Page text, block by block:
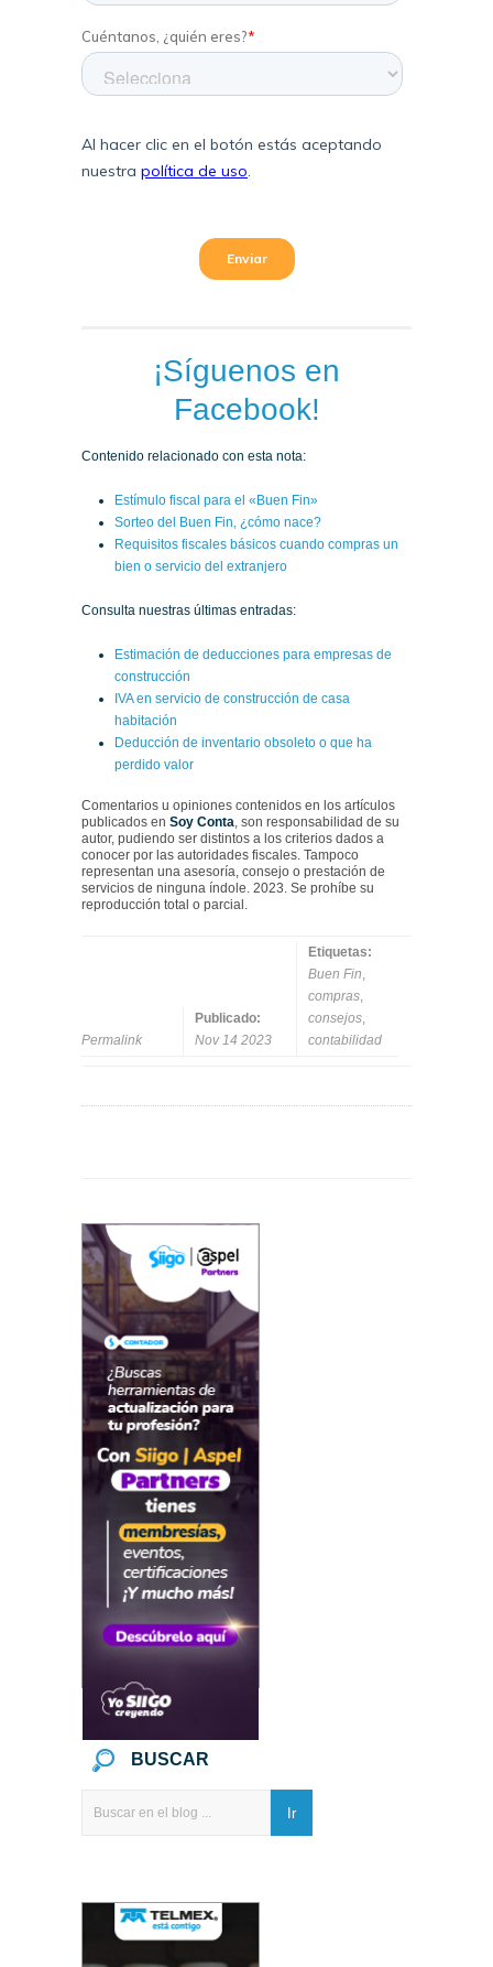
¡Síguenos en
Facebook!
Contenido relacionado con esta nota:
Estímulo fiscal para el «Buen Fin»
Sorteo del Buen Fin, ¿cómo nace?
Requisitos fiscales básicos cuando compras un
bien o servicio del extranjero
Consulta nuestras últimas entradas:
Estimación de deducciones para empresas de
construcción
IVA en servicio de construcción de casa
habitación
Deducción de inventario obsoleto o que ha
perdido valor
Comentarios u opiniones contenidos en los artículos
publicados en Soy Conta , son responsabilidad de su
autor, pudiendo ser distintos a los criterios dados a
conocer por las autoridades fiscales. Tampoco
representan una asesoría, consejo o prestación de
servicios de ninguna índole. 2023. Se prohíbe su
reproducción total o parcial.
Permalink
Publicado:
Nov 14 2023
Etiquetas:
Buen Fin
compras
consejos
contabilidad
BUSCAR